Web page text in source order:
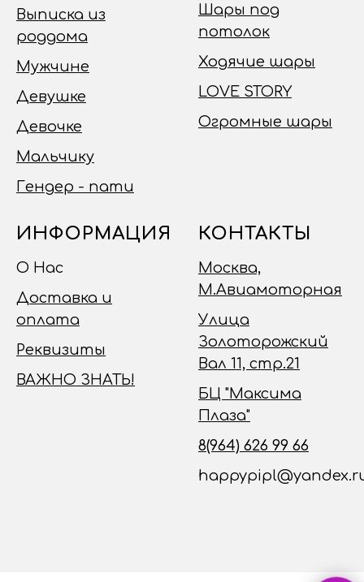
Выписка из
роддома
Мужчине
Девушке
Девочке
Мальчику
Гендер - пати
Шары под
потолок
Ходячие шары
LOVE STORY
Огромные шары
ИНФОРМАЦИЯ
О Нас
Доставка и
оплата
Реквизиты
ВАЖНО ЗНАТЬ!
КОНТАКТЫ
Москва,
М.Авиамоторная
Улица
Золоторожский
Вал 11, стр.21
БЦ "Максима
Плаза"
8(964) 626 99 66